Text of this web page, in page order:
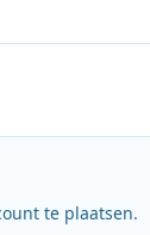
te plaatsen.